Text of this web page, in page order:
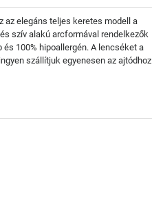
az elegáns teljes keretes modell a
szív alakú arcformával rendelkezők
100% hipoallergén. A lencséket a
szállítjuk egyenesen az ajtódhoz